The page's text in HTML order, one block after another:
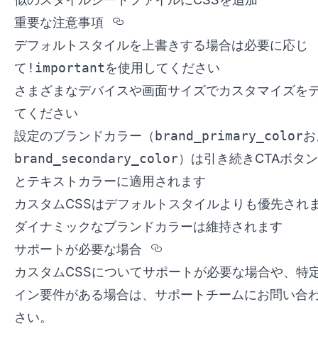
重要な注意事項
Section titled
デフォルトスタイルを上書きする場合は必要に応じ
て !importantを使用してください
さまざまなデバイスや画面サイズでカスタマイズを
てください
設定のブランドカラー（ brand_primary_color
brand_secondary_color）は引き続きCTAボタ
とテキストカラーに適用されます
カスタムCSSはデフォルトスタイルよりも優先され
ダイナミックなブランドカラーは維持されます
サポートが必要な場合
Section titled
カスタムCSSについてサポートが必要な場合や、特
イン要件がある場合は、サポートチームにお問い合
さい。